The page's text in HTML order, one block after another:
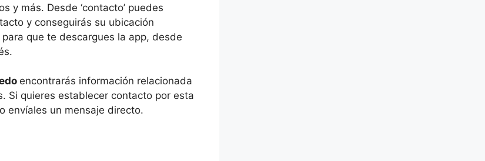
y más. Desde ‘contacto’ puedes
y conseguirás su ubicación
que te descargues la app, desde
encontrarás información relacionada
Si quieres establecer contacto por esta
envíales un mensaje directo.